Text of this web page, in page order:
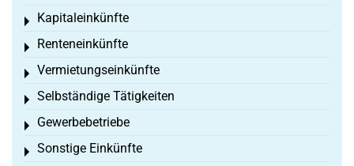
Kapitaleinkünfte
Toggle menu
Renteneinkünfte
Toggle menu
Vermietungseinkünfte
Toggle menu
Selbständige Tätigkeiten
Toggle menu
Gewerbebetriebe
Toggle menu
Sonstige Einkünfte
Toggle menu